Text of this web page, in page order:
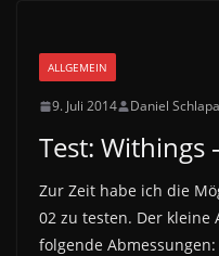
ALLGEMEIN
9. Juli 2014 Daniel Schlapa
Test: Withings
Zur Zeit habe ich die
02 zu testen. Der kleine
folgende Abmessungen: